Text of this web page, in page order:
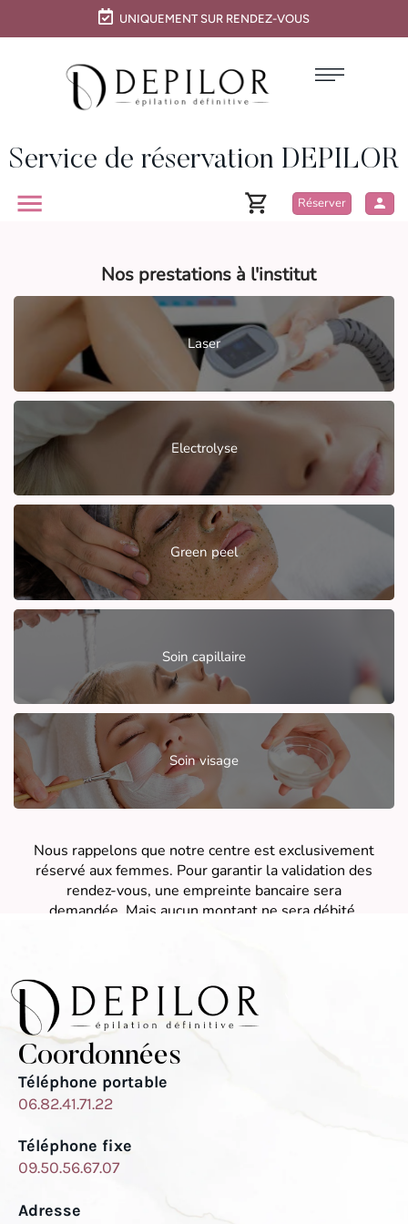
UNIQUEMENT SUR RENDEZ-VOUS
Service de réservation DEPILOR
Coordonnées
Téléphone portable
06.82.41.71.22
Téléphone fixe
09.50.56.67.07
Adresse